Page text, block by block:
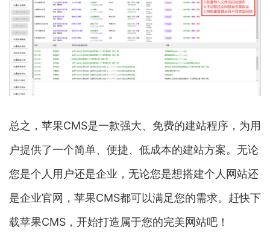
总之，苹果CMS是一款强大、免费的建站程序，为用
户提供了一个简单、便捷、低成本的建站方案。无论
您是个人用户还是企业，无论您是想搭建个人网站还
是企业官网，苹果CMS都可以满足您的需求。赶快下
载苹果CMS，开始打造属于您的完美网站吧！